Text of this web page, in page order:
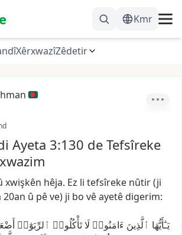
Kmr
XêrxwazîZêdetir
Ayeta 3:130 de Tefsîreke
xwişkên hêja. Ez li tefsîreke nûtir(ji
20an û pêve) ji bo vêayetê digerim:
يَـٰٓأَيُّهَا ٱلَّذِينَ ءَامَنُوا۟ لَاتَأْكُلُوا۟ ٱلرِّبَوٰٓا۟